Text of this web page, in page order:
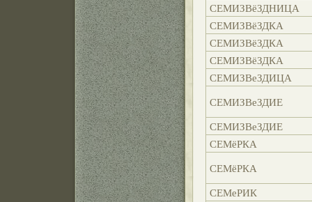
СЕМИЗВёЗДНИЦА
СЕМИЗВёЗДКА
СЕМИЗВёЗДКА
СЕМИЗВёЗДКА
СЕМИЗВеЗДИЦА
СЕМИЗВеЗДИЕ
СЕМИЗВеЗДИЕ
СЕМёРКА
СЕМёРКА
СЕМеРИК